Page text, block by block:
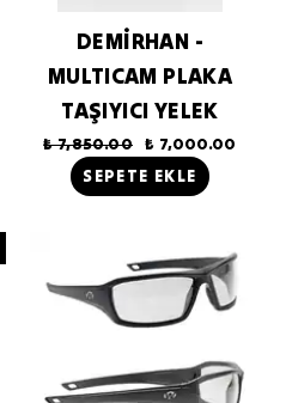
DEMİRHAN -
MULTICAM PLAKA
TAŞIYICI YELEK
₺ 7,850.00 ₺ 7,000.00
SEPETE EKLE